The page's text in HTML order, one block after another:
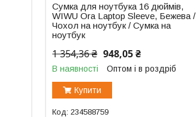
Сумка для ноутбука 16 дюймів,
WIWU Ora Laptop Sleeve, Бежева /
Чохол на ноутбук / Сумка на
ноутбук
1 354,36 ₴ 948,05 ₴
В наявності Оптом і в роздріб
Купити
234588759